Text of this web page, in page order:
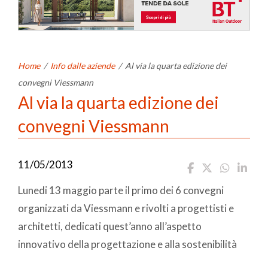
Home / Info dalle aziende / Al via la quarta edizione dei
convegni Viessmann
Al via la quarta edizione dei
convegni Viessmann
11/05/2013
Lunedi 13 maggio parte il primo dei 6 convegni
organizzati da Viessmann e rivolti a progettisti e
architetti, dedicati quest’anno all’aspetto
innovativo della progettazione e alla sostenibilità